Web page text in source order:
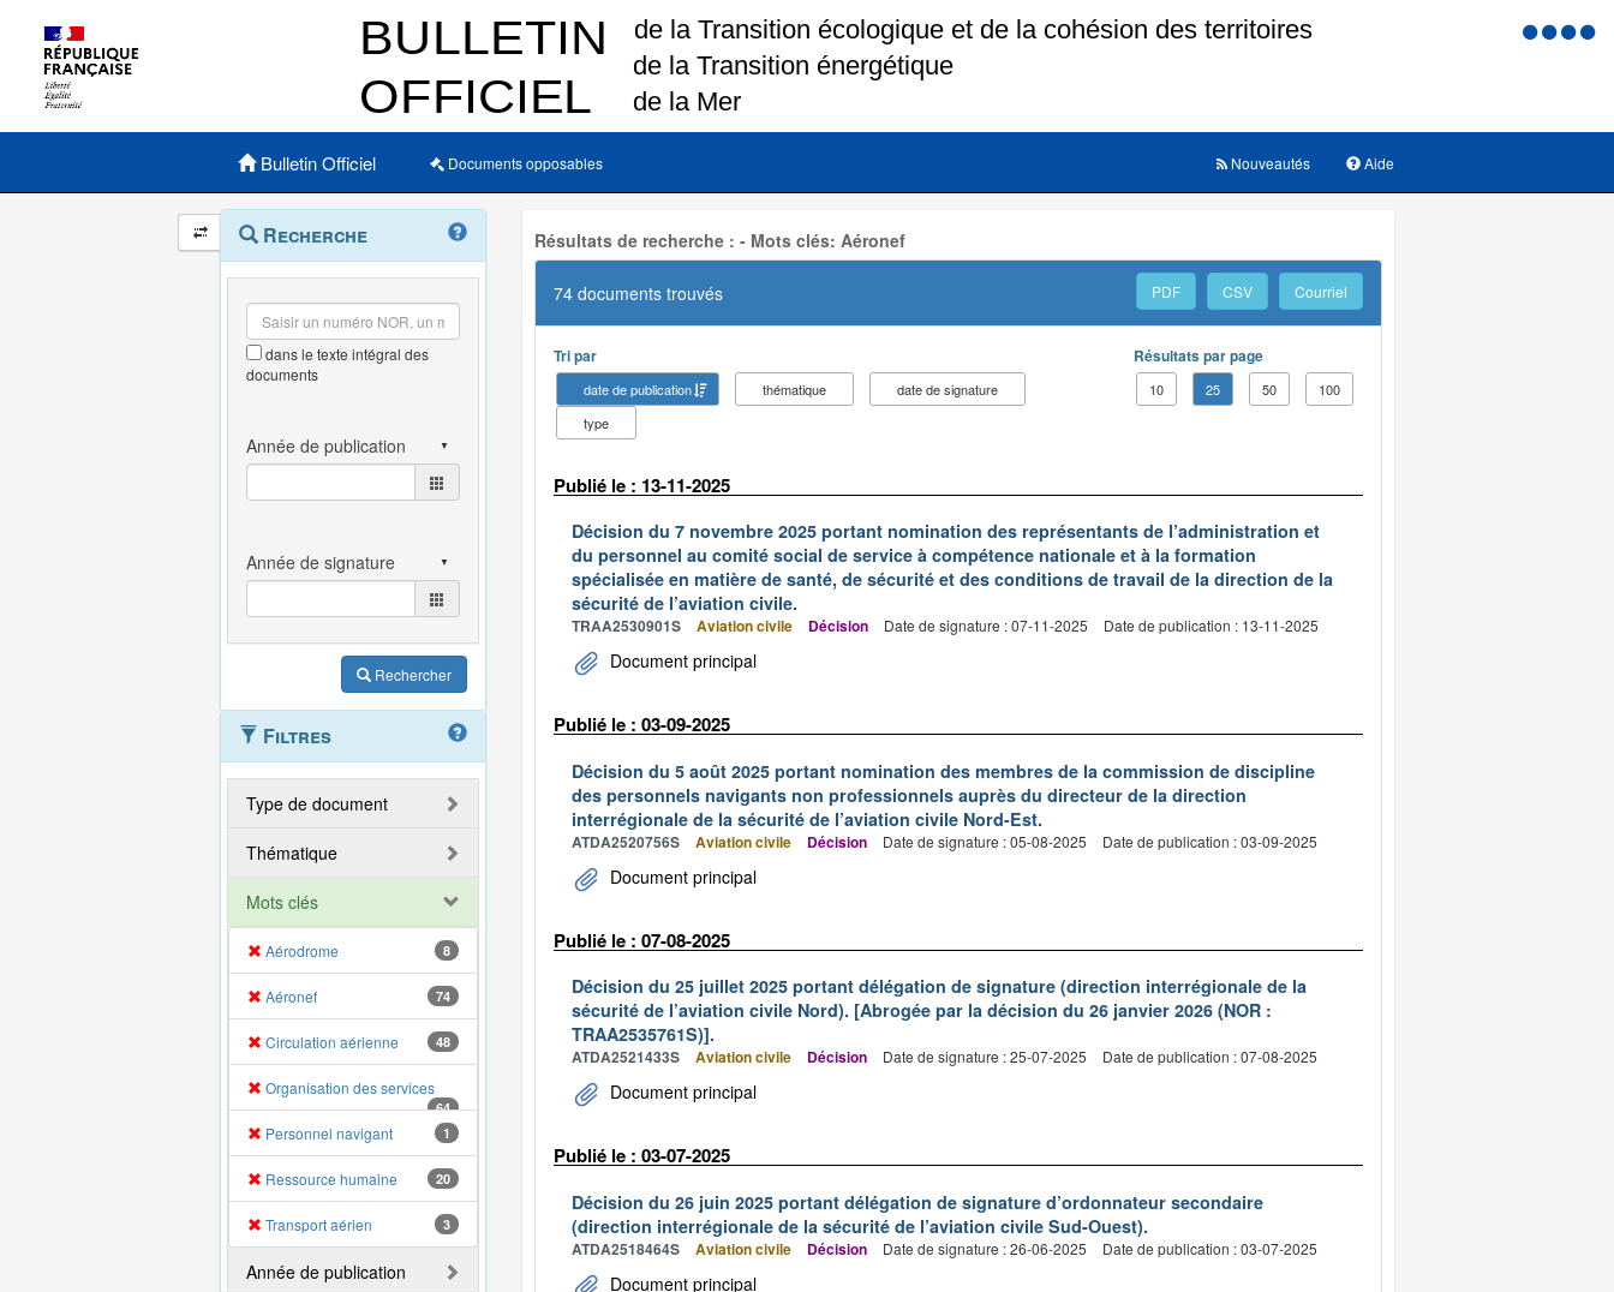
Menu
Menu principal
Bulletin Officiel Documents opposables Aide
Nouveautés
Navigation
et
outils
annexes
Menu
contextuel
Recherche
dans le texte intégral des
documents
Rechercher
Filtres
Type de document
Thématique
Mots clés
Aérodrome 8
Aéronef 74
Circulation aérienne 48
Organisation des services
64
Personnel navigant 1
Ressource humaine 20
Transport aérien 3
Année de publication
Résultats de recherche : - Mots clés: Aéronef
74 documents trouvés PDF CSV Courriel
Tri par
date de publication thématique
date de signature
type
Résultats par page
10 25 50 100
Publié le : 13-11-2025
Décision du 7 novembre 2025 portant nomination des représentants de l’administration et
du personnel au comité social de service à compétence nationale et à la formation
spécialisée en matière de santé, de sécurité et des conditions de travail de la direction de la
sécurité de l’aviation civile.
TRAA2530901S Aviation civile Décision Date de signature : 07-11-2025 Date de publication : 13-11-2025
Document principal
Publié le : 03-09-2025
Décision du 5 août 2025 portant nomination des membres de la commission de discipline
des personnels navigants non professionnels auprès du directeur de la direction
interrégionale de la sécurité de l’aviation civile Nord-Est.
ATDA2520756S Aviation civile Décision Date de signature : 05-08-2025 Date de publication : 03-09-2025
Document principal
Publié le : 07-08-2025
Décision du 25 juillet 2025 portant délégation de signature (direction interrégionale de la
sécurité de l’aviation civile Nord). [Abrogée par la décision du 26 janvier 2026 (NOR :
TRAA2535761S)].
ATDA2521433S Aviation civile Décision Date de signature : 25-07-2025 Date de publication : 07-08-2025
Document principal
Publié le : 03-07-2025
Décision du 26 juin 2025 portant délégation de signature d’ordonnateur secondaire
(direction interrégionale de la sécurité de l’aviation civile Sud-Ouest).
ATDA2518464S Aviation civile Décision Date de signature : 26-06-2025 Date de publication : 03-07-2025
Document principal